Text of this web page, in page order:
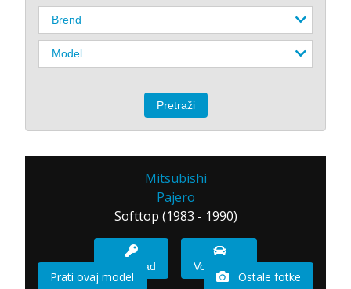
Mitsubishi
Pajero
Softtop (1983 - 1990)
Imam sad Vozio sam
Prati ovaj model Ostale fotke